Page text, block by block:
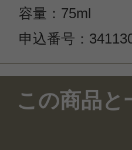
容量：75ml
申込番号：
この商品
2件のレビュー
この商品